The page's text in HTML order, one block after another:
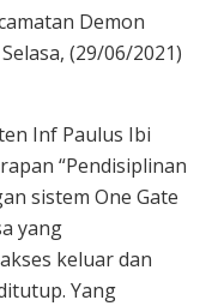
Demon
(29/06/2021)
Inf Paulus Ibi
“Pendisiplinan
sistem One Gate
yang
keluar dan
Yang